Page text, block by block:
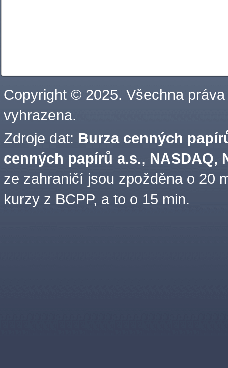
Copyright © 2025. Všechna práva
vyhrazena.
Zdroje dat: Burza cenných
cenných papírů a.s., NASDAQ,
ze zahraničí jsou zpožděna o 20
kurzy z BCPP, a to o 15 min.